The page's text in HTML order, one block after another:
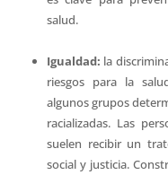
salud.
Igualdad: la
riesgos para la
algunos grupos
racializadas. Las
suelen recibir un
social y justicia.